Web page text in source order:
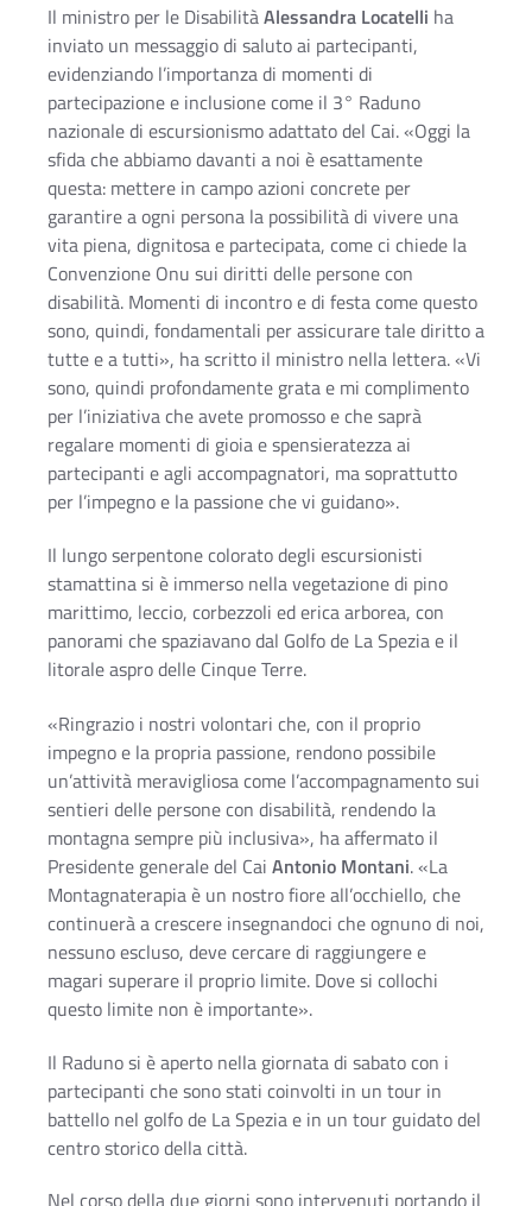
Il ministro per le DisabilitàAlessandra Locatelli ha
inviato un messaggio di saluto ai partecipanti,
evidenziando l’importanza di momenti di
partecipazione e inclusione come il 3° Raduno
nazionale di escursionismo adattato del Cai. «Oggi la
sfida che abbiamo davanti a noi è esattamente
questa: mettere in campo azioni concrete per
garantire a ogni persona la possibilità di vivere una
vita piena, dignitosa e partecipata, come ci chiede la
Convenzione Onu sui diritti delle persone con
disabilità. Momenti di incontro e di festa come questo
sono, quindi, fondamentali per assicurare tale diritto a
tutte e a tutti», ha scritto il ministro nella lettera. «Vi
sono, quindi profondamente grata e mi complimento
per l’iniziativa che avete promosso e che saprà
regalare momenti di gioia e spensieratezza ai
partecipanti e agli accompagnatori, ma soprattutto
per l’impegno e la passione che vi guidano».
Il lungo serpentone colorato degli escursionisti
stamattina si è immerso nella vegetazione di pino
marittimo, leccio, corbezzoli ed erica arborea, con
panorami che spaziavano dal Golfo de La Spezia e il
litorale aspro delle Cinque Terre.
«Ringrazio i nostri volontari che, con il proprio
impegno e la propria passione, rendono possibile
un’attività meravigliosa come l’accompagnamento sui
sentieri delle persone con disabilità, rendendo la
montagna sempre più inclusiva», ha affermato il
Presidente generale del Cai Antonio Montani. «La
Montagnaterapia è un nostro fiore all’occhiello, che
continuerà a crescere insegnandoci che ognuno di noi,
nessuno escluso, deve cercare di raggiungere e
magari superare il proprio limite. Dove si collochi
questo limite non è importante».
Il Raduno si è aperto nella giornata di sabato con i
partecipanti che sono stati coinvolti in un tour in
battello nel golfo de La Spezia e in un tour guidato del
centro storico della città.